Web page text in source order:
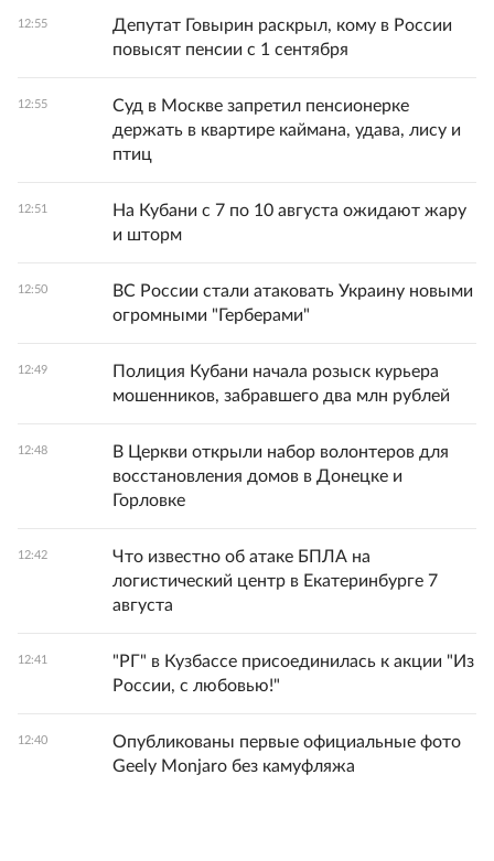
12:55
Депутат Говырин раскрыл, кому в России
повысят пенсии с 1 сентября
12:55
Суд в Москве запретил пенсионерке
держать в квартире каймана, удава, лису и
птиц
12:51
На Кубани с 7 по 10 августа ожидают жару
и шторм
12:50
ВС России стали атаковать Украину новыми
огромными "Герберами"
12:49
Полиция Кубани начала розыск курьера
мошенников, забравшего два млн рублей
12:48
В Церкви открыли набор волонтеров для
восстановления домов в Донецке и
Горловке
12:42
Что известно об атаке БПЛА на
логистический центр в Екатеринбурге 7
августа
12:41
"РГ" в Кузбассе присоединилась к акции "Из
России, с любовью!"
12:40
Опубликованы первые официальные фото
Geely Monjaro без камуфляжа